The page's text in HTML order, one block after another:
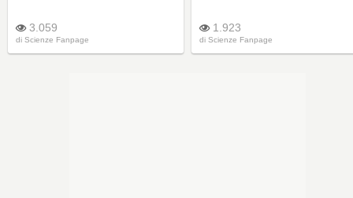
3.059
di Scienze Fanpage
1.923
di Scienze Fanpage